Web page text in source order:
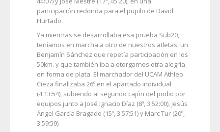
participación redonda para el pupilo de David
Hurtado.
Ya mientras se desarrollaba esa prueba Sub20,
teníamos en marcha a otro de nuestros atletas, un
Benjamín Sánchez que repetía participación en los
50km. y que también iba a otorgarnos otra alegría
en forma de plata. El marchador del UCAM Athleo
Cieza finalizaba 26º en el apartado individual
(4:13:54), subiendo al segundo cajón del podio por
equipos junto a José Ignacio Díaz (8º, 3:52:00), Jesús
Ángel García Bragado (15º, 3:57:51) y Marc Tur (20º,
3:59:59).